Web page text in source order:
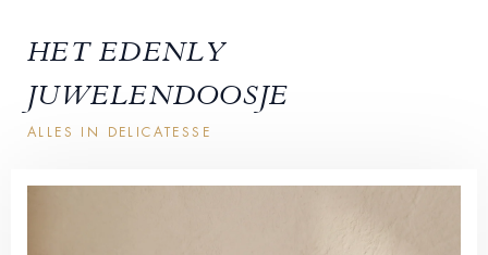
HET EDENLY
JUWELENDOOSJE
ALLES IN DELICATESSE